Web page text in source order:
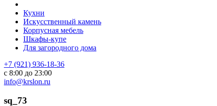
Кухни
Искусственный камень
Корпусная мебель
Шкафы-купе
Для загородного дома
+7 (921) 936-18-36
с 8:00 до 23:00
info@krslon.ru
sq_73